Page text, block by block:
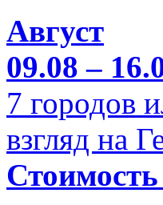
Август
09.08 –
7 городов
взгляд на